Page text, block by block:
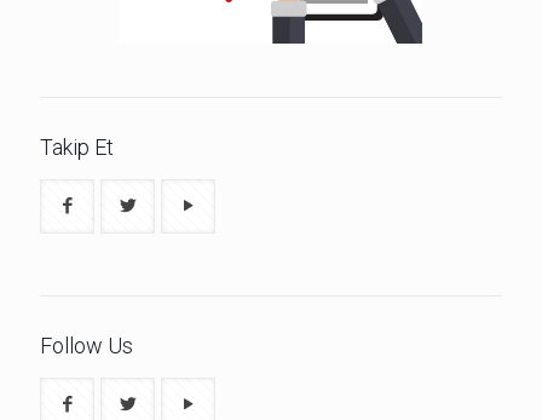
Takip Et
Follow Us